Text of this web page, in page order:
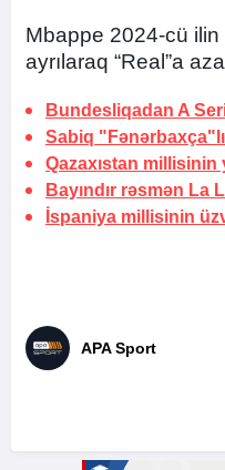
Mbappe 2024-cü ilin
ayrılaraq “Real”a
Bundesliqadan A
Sabiq
Qazaxıstan
Bayındır rəsmən La
İspaniya millisinin
APA Sport